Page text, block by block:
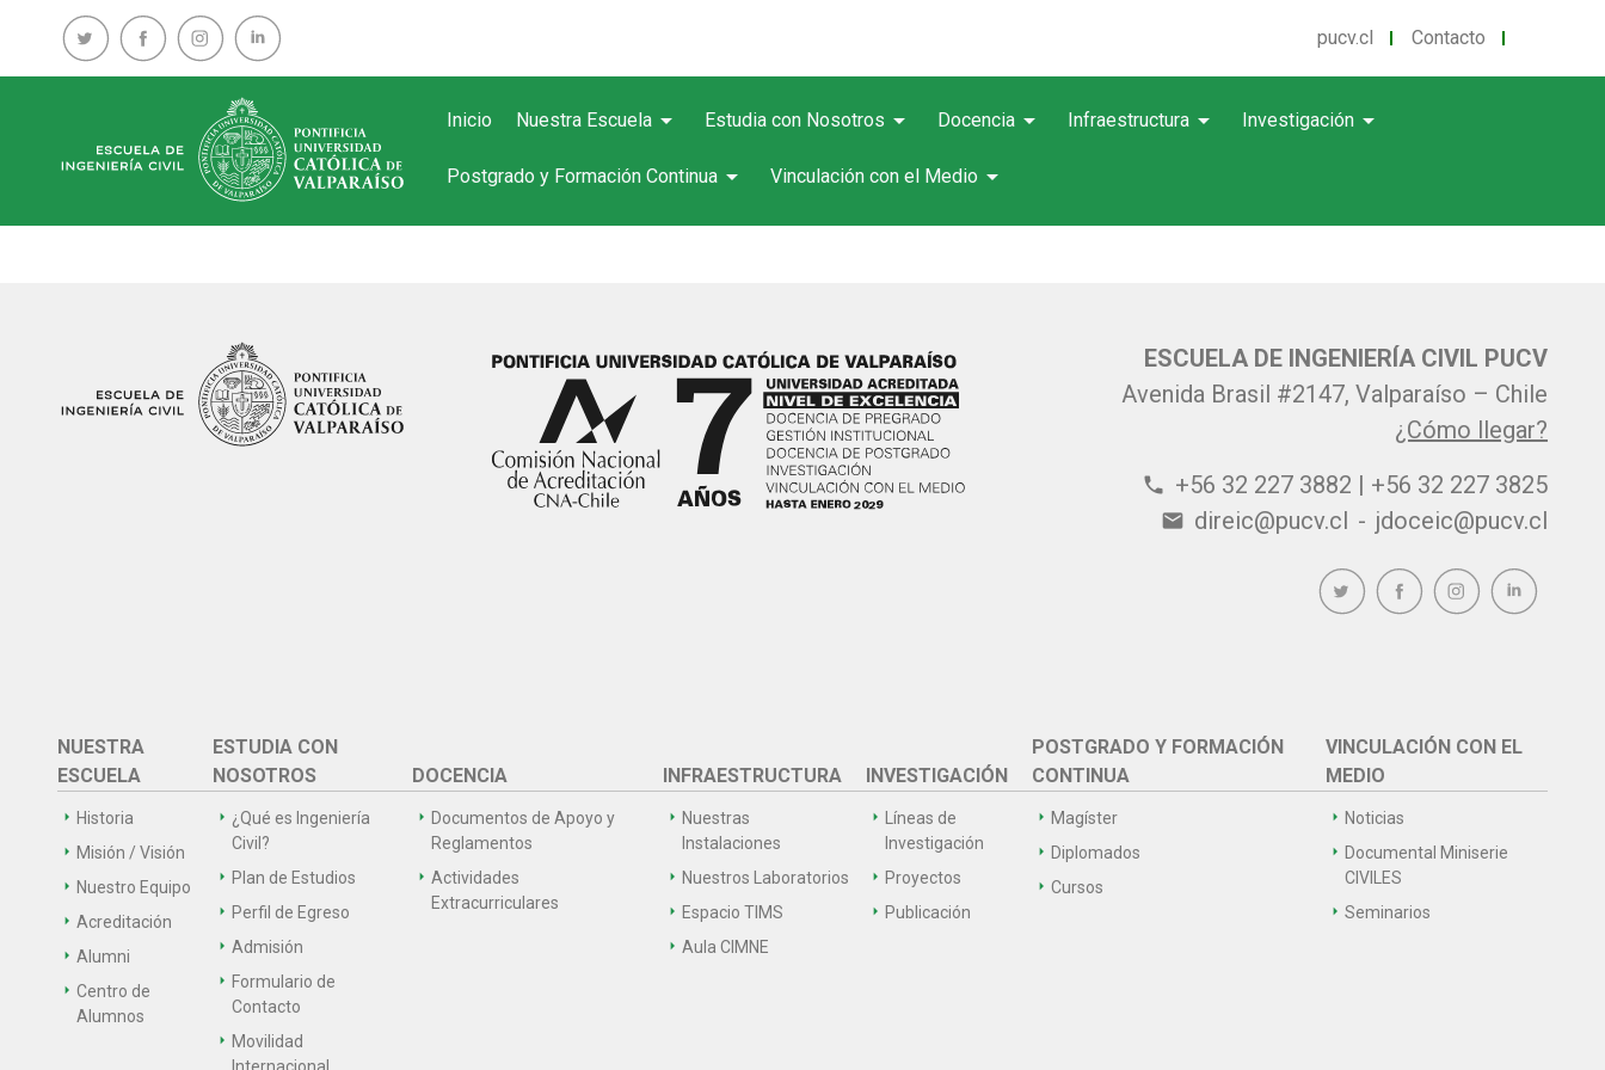
pucv.cl Contacto
Inicio Nuestra Escuela arrow_drop_down Estudia con Nosotros arrow_drop_down Docencia arrow_drop_down Infraestructura arrow_drop_down Investigación arrow_drop_down
Postgrado y Formación Continua arrow_drop_down Vinculación con el Medio arrow_drop_down
ESCUELA DE INGENIERÍA CIVIL PUCV
Avenida Brasil #2147, Valparaíso – Chile
¿Cómo llegar?
phone +56 32 227 3882 | +56 32 227 3825
email direic@pucv.cl - jdoceic@pucv.cl
NUESTRA
ESCUELA
Historia
Misión / Visión
Nuestro Equipo
Acreditación
Alumni
Centro de
Alumnos
ESTUDIA CON
NOSOTROS
¿Qué es Ingeniería
Civil?
Plan de Estudios
Perfil de Egreso
Admisión
Formulario de
Contacto
Movilidad
DOCENCIA
Documentos de Apoyo y
Reglamentos
Actividades
Extracurriculares
INFRAESTRUCTURA
Nuestras
Instalaciones
Nuestros Laboratorios
Espacio TIMS
Aula CIMNE
INVESTIGACIÓN
Líneas de
Investigación
Proyectos
Publicación
POSTGRADO Y FORMACIÓN
CONTINUA
Magíster
Diplomados
Cursos
VINCULACIÓN CON EL
MEDIO
Noticias
Documental Miniserie
CIVILES
Seminarios